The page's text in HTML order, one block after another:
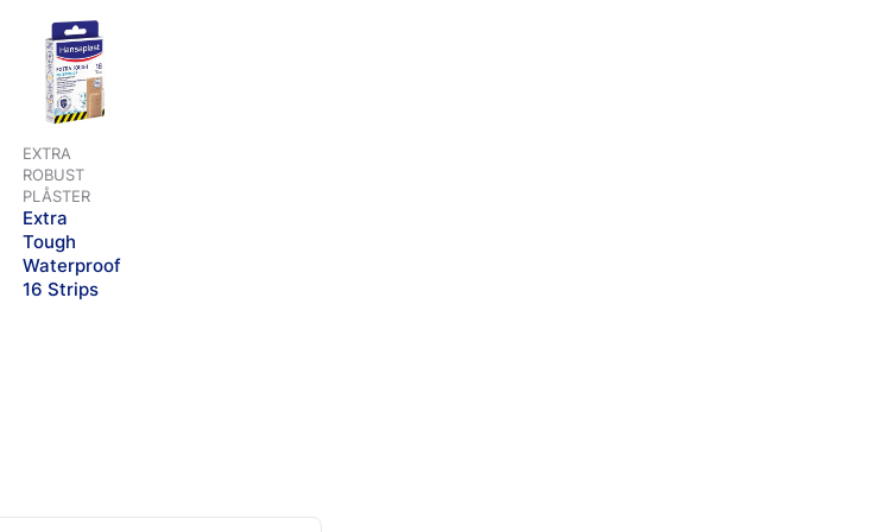
EXTRA
ROBUST
PLÅSTER
Extra
Tough
Waterproof
16 Strips